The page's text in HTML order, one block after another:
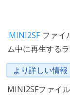
.MINI2SFファイ
ム中に再生する
より詳しい情報
MINI2SFファイ